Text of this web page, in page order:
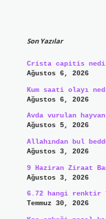
Son Yazılar
Crista capitis
Ağustos 6, 2026
Kum saati olayı
Ağustos 6, 2026
Avda vurulan
Ağustos 5, 2026
Allahından bul
Ağustos 3, 2026
9 Haziran Ziraat
Ağustos 3, 2026
6.72 hangi renktir
Temmuz 30, 2026